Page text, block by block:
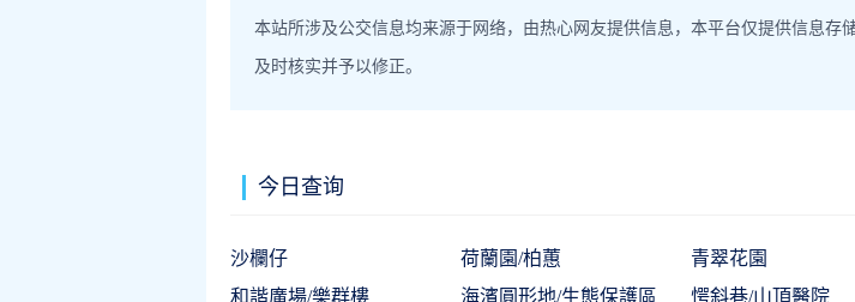
本站所涉及公交信息均来源于网络，由热心网友提供信息，本平台仅提供信息
及时核实并予以修正。
今日查询
沙欄仔 荷蘭園/柏蕙 青翠花園
和諧廣場/樂群樓
海濱圓形地/生態保護區 愕斜巷/山頂醫院